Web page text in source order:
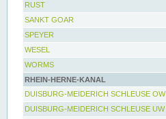
RUST
SANKT GOAR
SPEYER
WESEL
WORMS
RHEIN-HERNE-KANAL
DUISBURG-MEIDERICH SCHLEUSE OW
DUISBURG-MEIDERICH SCHLEUSE UW